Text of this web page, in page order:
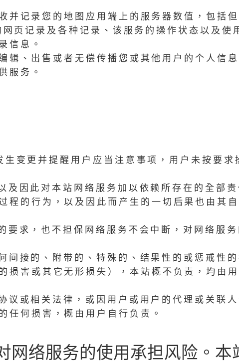
记录您的地图应用端上的服务器数值，包括
记录及各种记录、该服务的操作状态以及使
信息。
、出售或者无偿传播您或其他用户的个人信息
服务。
变更并提醒用户应当注意事项，用户未按要求
因此对本站网络服务加以依赖所存在的全部责
程的行为，以及因此而产生的一切后果也由其
求，也不担保网络服务不会中断，对网络服务
接的、附带的、特殊的、结果性的或惩戒性的
损害或其它无形损失），本站概不负责，均由
或相关法律，或因用户或用户的代理或关联人
任何损害，概由用户自行负责。
网络服务的使用承担风险。本